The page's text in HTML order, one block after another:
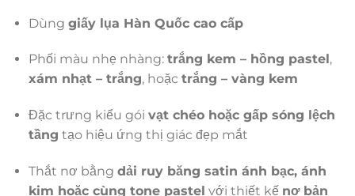
Dùng giấy lụa Hàn Quốc cao cấp
Phối màu nhẹ nhàng: trắng kem – hồng pastel ,
xám nhạt – trắng, hoặc trắng – vàng kem
Đặc trưng kiểu gói vạt chéo hoặc gấp sóng lệch
tầng tạo hiệu ứng thị giác đẹp mắt
Thắt nơ bằng dải ruy băng satin ánh bạc, ánh
kim hoặc cùng tone pastel với thiết kế nơ bản